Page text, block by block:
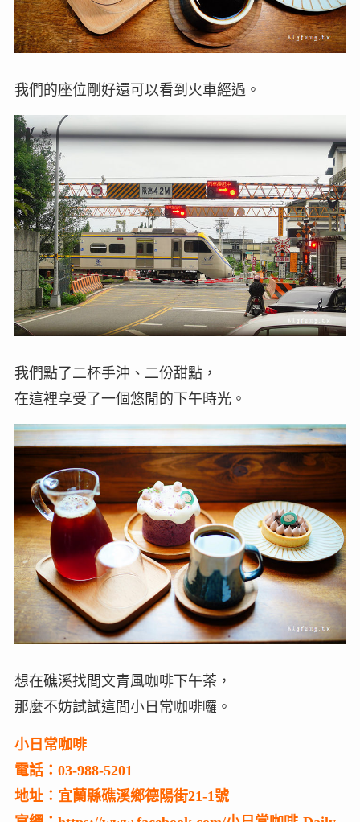
我們的座位剛好還可以看到火車經過。
我們點了二杯手沖、二份甜點，
在這裡享受了一個悠閒的下午時光。
想在礁溪找間文青風咖啡下午茶，
那麼不妨試試這間小日常咖啡囉。
小日常咖啡
電話：03-988-5201
地址：宜蘭縣礁溪鄉德陽街21-1號